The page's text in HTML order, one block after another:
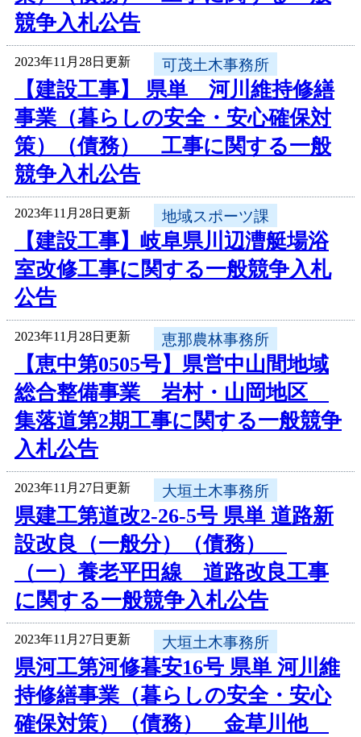
競争入札公告
2023年11月28日更新 可茂土木事務所
【建設工事】 県単 河川維持修繕
事業（暮らしの安全・安心確保対
策）（債務） 工事に関する一般
競争入札公告
2023年11月28日更新 地域スポーツ課
【建設工事】岐阜県川辺漕艇場浴
室改修工事に関する一般競争入札
公告
2023年11月28日更新 恵那農林事務所
【恵中第0505号】県営中山間地域
総合整備事業 岩村・山岡地区
集落道第2期工事に関する一般競争
入札公告
2023年11月27日更新 大垣土木事務所
県建工第道改2-26-5号 県単 道路新
設改良（一般分）（債務）
（一）養老平田線 道路改良工事
に関する一般競争入札公告
2023年11月27日更新 大垣土木事務所
県河工第河修暮安16号 県単 河川維
持修繕事業（暮らしの安全・安心
確保対策）（債務） 金草川他